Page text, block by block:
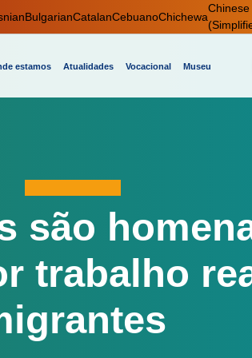
BulgarianCatalanCebuanoChichewa
Chinese
estamos Atualidades Vocacional Museu
são
trabalho